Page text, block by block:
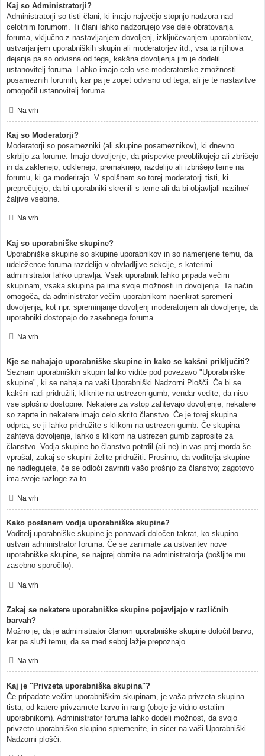
Kaj so Administratorji?
Administratorji so tisti člani, ki imajo največjo stopnjo nadzora nad
celotnim forumom. Ti člani lahko nadzorujejo vse dele obratovanja
foruma, vključno z nastavljanjem dovoljenj, izključevanjem uporabnikov,
ustvarjanjem uporabniških skupin ali moderatorjev itd., vsa ta njihova
dejanja pa so odvisna od tega, kakšna dovoljenja jim je dodelil
ustanovitelj foruma. Lahko imajo celo vse moderatorske zmožnosti
posameznih forumih, kar pa je zopet odvisno od tega, ali je te nastavitve
omogočil ustanovitelj foruma.
Na vrh
Kaj so Moderatorji?
Moderatorji so posamezniki (ali skupine posameznikov), ki dnevno
skrbijo za forume. Imajo dovoljenje, da prispevke preoblikujejo ali zbrišejo
in da zaklenejo, odklenejo, premaknejo, razdelijo ali izbrišejo teme na
forumu, ki ga moderirajo. V spolšnem so torej moderatorji tisti, ki
preprečujejo, da bi uporabniki skrenili s teme ali da bi objavljali nasilne/
žaljive vsebine.
Na vrh
Kaj so uporabniške skupine?
Uporabniške skupine so skupine uporabnikov in so namenjene temu, da
udeležence foruma razdelijo v obvladljive sekcije, s katerimi
administrator lahko upravlja. Vsak uporabnik lahko pripada večim
skupinam, vsaka skupina pa ima svoje možnosti in dovoljenja. Ta način
omogoča, da administrator večim uporabnikom naenkrat spremeni
dovoljenja, kot npr. spreminjanje dovoljenj moderatorjem ali dovoljenje, da
uporabniki dostopajo do zasebnega foruma.
Na vrh
Kje se nahajajo uporabniške skupine in kako se kakšni priključiti?
Seznam uporabniških skupin lahko vidite pod povezavo "Uporabniške
skupine", ki se nahaja na vaši Uporabniški Nadzorni Plošči. Če bi se
kakšni radi pridružili, kliknite na ustrezen gumb, vendar vedite, da niso
vse splošno dostopne. Nekatere za vstop zahtevajo dovoljenje, nekatere
so zaprte in nekatere imajo celo skrito članstvo. Če je torej skupina
odprta, se ji lahko pridružite s klikom na ustrezen gumb. Če skupina
zahteva dovoljenje, lahko s klikom na ustrezen gumb zaprosite za
članstvo. Vodja skupine bo članstvo potrdil (ali ne) in vas prej morda še
vprašal, zakaj se skupini želite pridružiti. Prosimo, da voditelja skupine
ne nadlegujete, če se odloči zavrniti vašo prošnjo za članstvo; zagotovo
ima svoje razloge za to.
Na vrh
Kako postanem vodja uporabniške skupine?
Voditelj uporabniške skupine je ponavadi določen takrat, ko skupino
ustvari administrator foruma. Če se zanimate za ustvaritev nove
uporabniške skupine, se najprej obrnite na administratorja (pošljite mu
zasebno sporočilo).
Na vrh
Zakaj se nekatere uporabniške skupine pojavljajo v različnih
barvah?
Možno je, da je administrator članom uporabniške skupine določil barvo,
kar pa služi temu, da se med seboj lažje prepoznajo.
Na vrh
Kaj je "Privzeta uporabniška skupina"?
Če pripadate večim uporabniškim skupinam, je vaša privzeta skupina
tista, od katere privzamete barvo in rang (oboje je vidno ostalim
uporabnikom). Administrator foruma lahko dodeli možnost, da svojo
privzeto uporabniško skupino spremenite, in sicer na vaši Uporabniški
Nadzorni plošči.